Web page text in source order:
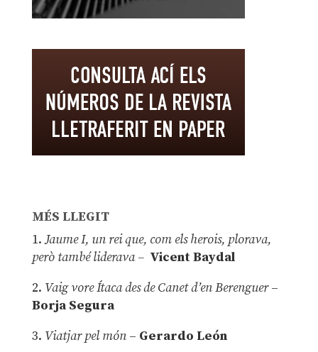
MÉS LLEGIT
1.Jaume I, un rei que, com els herois, plorava,
però també liderava – Vicent Baydal
2. Vaig vore Ítaca des de Canet d’en Berenguer–
Borja Segura
3. Viatjar pel món – Gerardo León